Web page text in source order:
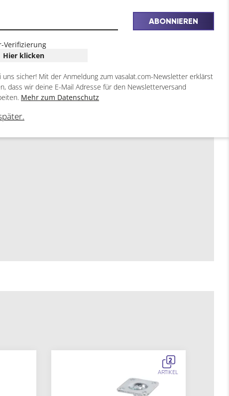
2
ARTIKEL
ABONNIEREN
Verifizierung
Hier klicken
sicher! Mit der Anmeldung zum vasalat.com-Newsletter erklärst
dass wir deine E-Mail Adresse für den Newsletterversand
Mehr zum Datenschutz